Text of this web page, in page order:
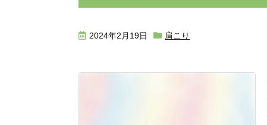
2024年2月19日 肩こり